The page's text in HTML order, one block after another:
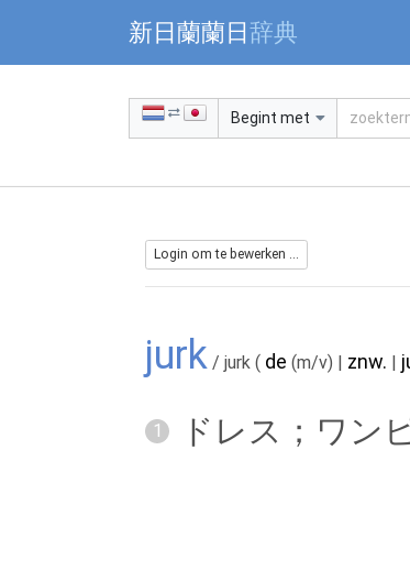
Warning: Undefined array key "jnnjuid" in /mnt/
新日蘭蘭日辞典
Begint met
Login om te bewerken ...
jurk / jurk ( de (m/v) | znw. |
1 ドレス；ワン